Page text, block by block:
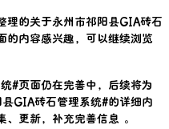
理的关于永州市祁阳县GIA砖石
的内容感兴趣，可以继续浏览
#页面仍在完善中，后续将为
GIA砖石管理系统#的详细内
更新，补充完善信息 。